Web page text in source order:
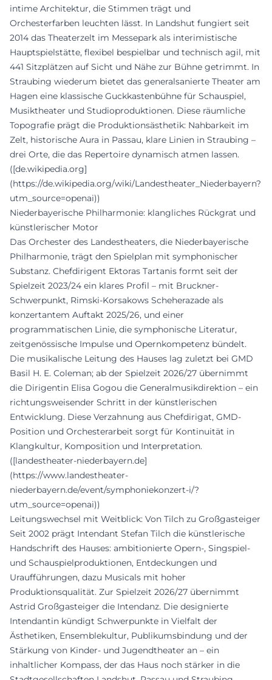
intime Architektur, die Stimmen trägt und
Orchesterfarben leuchten lässt. In Landshut fungiert seit
2014 das Theaterzelt im Messepark als interimistische
Hauptspielstätte, flexibel bespielbar und technisch agil, mit
441 Sitzplätzen auf Sicht und Nähe zur Bühne getrimmt. In
Straubing wiederum bietet das generalsanierte Theater am
Hagen eine klassische Guckkastenbühne für Schauspiel,
Musiktheater und Studioproduktionen. Diese räumliche
Topografie prägt die Produktionsästhetik: Nahbarkeit im
Zelt, historische Aura in Passau, klare Linien in Straubing –
drei Orte, die das Repertoire dynamisch atmen lassen.
([de.wikipedia.org]
(https://de.wikipedia.org/wiki/Landestheater_Niederbayern?
utm_source=openai))
Niederbayerische Philharmonie: klangliches Rückgrat und
künstlerischer Motor
Das Orchester des Landestheaters, die Niederbayerische
Philharmonie, trägt den Spielplan mit symphonischer
Substanz. Chefdirigent Ektoras Tartanis formt seit der
Spielzeit 2023/24 ein klares Profil – mit Bruckner-
Schwerpunkt, Rimski-Korsakows Scheherazade als
konzertantem Auftakt 2025/26, und einer
programmatischen Linie, die symphonische Literatur,
zeitgenössische Impulse und Opernkompetenz bündelt.
Die musikalische Leitung des Hauses lag zuletzt bei GMD
Basil H. E. Coleman; ab der Spielzeit 2026/27 übernimmt
die Dirigentin Elisa Gogou die Generalmusikdirektion – ein
richtungsweisender Schritt in der künstlerischen
Entwicklung. Diese Verzahnung aus Chefdirigat, GMD-
Position und Orchesterarbeit sorgt für Kontinuität in
Klangkultur, Komposition und Interpretation.
([landestheater-niederbayern.de]
(https://www.landestheater-
niederbayern.de/event/symphoniekonzert-i/?
utm_source=openai))
Leitungswechsel mit Weitblick: Von Tilch zu Großgasteiger
Seit 2002 prägt Intendant Stefan Tilch die künstlerische
Handschrift des Hauses: ambitionierte Opern-, Singspiel-
und Schauspielproduktionen, Entdeckungen und
Uraufführungen, dazu Musicals mit hoher
Produktionsqualität. Zur Spielzeit 2026/27 übernimmt
Astrid Großgasteiger die Intendanz. Die designierte
Intendantin kündigt Schwerpunkte in Vielfalt der
Ästhetiken, Ensemblekultur, Publikumsbindung und der
Stärkung von Kinder- und Jugendtheater an – ein
inhaltlicher Kompass, der das Haus noch stärker in die